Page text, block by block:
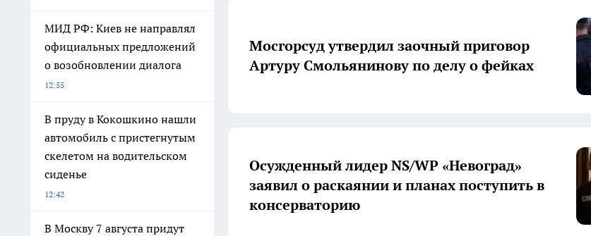
МИД РФ: Киев не направлял
официальных предложений
о возобновлении диалога
12:55
В пруду в Кокошкино нашли
автомобиль с пристегнутым
скелетом на водительском
сиденье
12:42
В Москву 7 августа придут
Мосгорсуд утвердил заочный приговор
Артуру Смольянинову по делу о фейках
Осужденный лидер NS/WP «Невоград»
заявил о раскаянии и планах поступить в
консерваторию